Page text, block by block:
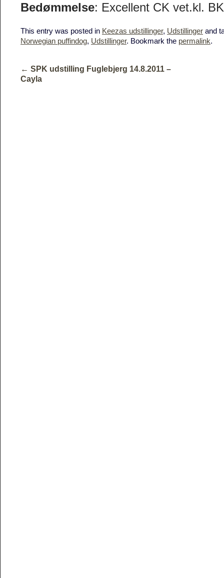
Bedømmelse: Excellent CK vet.kl.
This entry was posted in Keezas udstillinger, Udstillinger and
Norwegian puffindog, Udstillinger. Bookmark the permalink.
← SPK udstilling Fuglebjerg 14.8.2011 –
Cayla